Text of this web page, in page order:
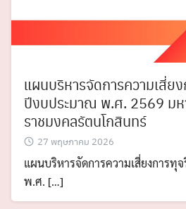
แผนบริหารจัดการความเสี่ย
ปีงบประมาณ พ.ศ. 2569 มห
ราชมงคลรัตนโกสินทร์
27 พฤษภาคม 2026
แผนบริหารจัดการความเสี่ยงการทุ
พ.ศ. […]